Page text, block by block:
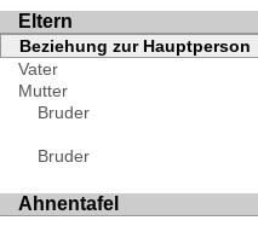
Eltern
Beziehung zur Hauptperson
Vater
Mutter
Bruder
Bruder
Ahnentafel